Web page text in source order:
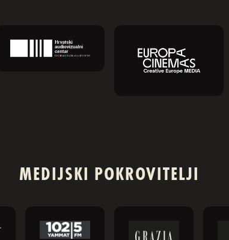
MEDIJSKI POKROVITELJI